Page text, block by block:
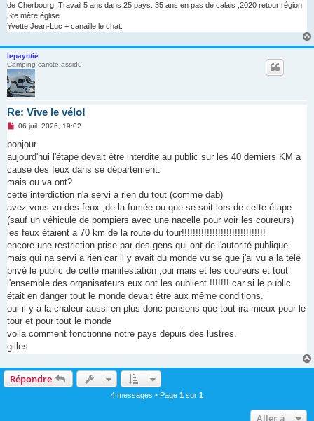
de Cherbourg .Travail 5 ans dans 25 pays. 35 ans en pas de calais ,2020 retour région
Ste mère église
Yvette Jean-Luc + canaille le chat.
lepayntié
Camping-cariste assidu
Re: Vive le vélo!
M
s
a
g
n
o
l
u
06 juil. 2026, 19:02
bonjour
aujourd'hui l'étape devait être interdite au public sur les 40 derniers KM a
cause des feux dans se département.
mais ou va ont?
cette interdiction n'a servi a rien du tout (comme dab)
avez vous vu des feux ,de la fumée ou que se soit lors de cette étape
(sauf un véhicule de pompiers avec une nacelle pour voir les coureurs)
les feux étaient a 70 km de la route du tour!!!!!!!!!!!!!!!!!!!!!!!!!!!!!!
encore une restriction prise par des gens qui ont de l'autorité publique
mais qui na servi a rien car il y avait du monde vu se que j'ai vu a la télé
privé le public de cette manifestation ,oui mais et les coureurs et tout
l'ensemble des organisateurs eux ont les oublient !!!!!!! car si le public
était en danger tout le monde devait être aux même conditions.
oui il y a la chaleur aussi en plus donc pensons que tout ira mieux pour le
tour et pour tout le monde
voila comment fonctionne notre pays depuis des lustres.
gilles
Répondre
4 messages • Page 1 sur 1
Aller à